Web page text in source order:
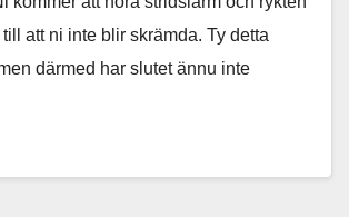
att ni inte blir skrämda. Ty detta
därmed har slutet ännu inte